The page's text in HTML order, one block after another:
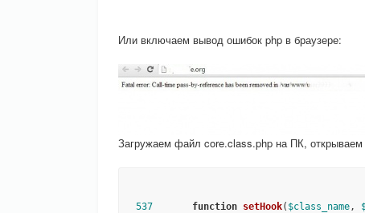
Или включаем вывод ошибок php в браузере:
Загружаем файл core.class.php на ПК,
537 function setHook( $class_name,